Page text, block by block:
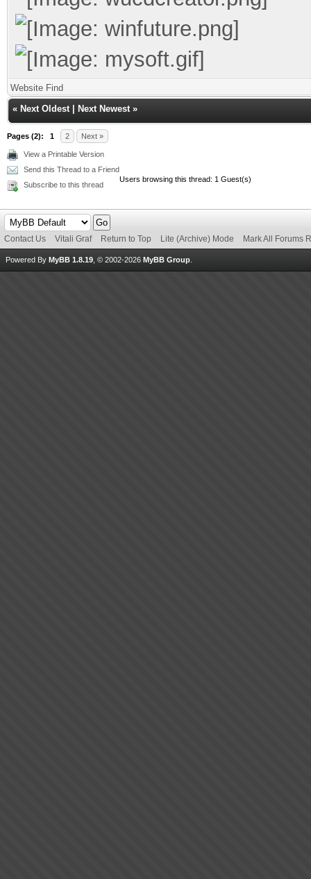
Website Find
« Next Oldest Next Newest »
Pages (2): 1 2 Next »
View a Printable Version
Send this Thread to a Friend
Subscribe to this thread
Users browsing this thread: 1 Guest(s)
Contact Us Vitali Graf Return to Top Lite (Archive) Mode Mark All Forums
Powered By MyBB 1.8.19 , © 2002-2026 MyBB Group